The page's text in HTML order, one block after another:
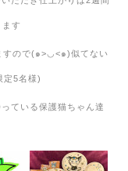
す
すので(๑>◡<๑)似てない
定5名様)
ている保護猫ちゃん達